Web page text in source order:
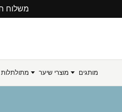
משלוח
מותגים מוצרי שיער מתולתלות